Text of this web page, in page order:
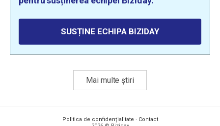
SUSȚINE ECHIPA BIZIDAY
Mai multe știri
Politica de confidențialitate · Contact